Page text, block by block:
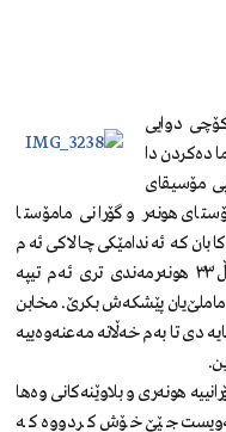
١٧ ساڵەی کۆچی دوایی
دا
مۆسیقای
هونەر و گۆرانی مامۆستا
کە ئەندامێکی چالاکی ئەم
تیپە بوون بڕیار وا بوو ئەمساڵ هاوڕێ لەگەڵ ٣٣ هونەرمەندی تری ئەم تیپە
ماملێ‌یان پێشکەش بکرێ. مخابن
دی تا بەم خەڵاتە مەعنەوەییە
هونەری و بلاوێنەکانی وەها
جێێ خۆش کردووە کە